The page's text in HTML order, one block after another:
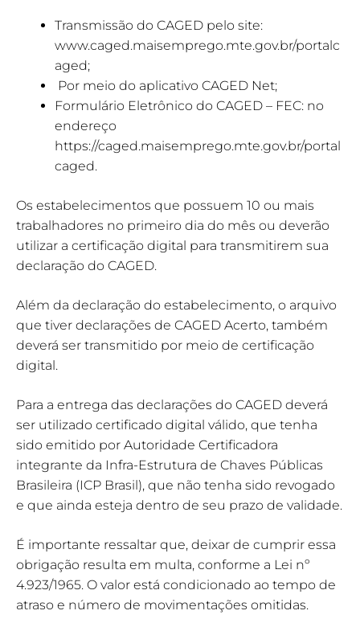
Transmissão do CAGED pelo site:
www.caged.maisemprego.mte.gov.br/portalc
aged;
Por meio do aplicativo CAGED Net;
Formulário Eletrônico do CAGED – FEC: no
endereço
https://caged.maisemprego.mte.gov.br/portal
caged.
Os estabelecimentos que possuem 10 ou mais
trabalhadores no primeiro dia do mês ou deverão
utilizar a certificação digital para transmitirem sua
declaração do CAGED.
Além da declaração do estabelecimento, o arquivo
que tiver declarações de CAGED Acerto, também
deverá ser transmitido por meio de certificação
digital.
Para a entrega das declarações do CAGED deverá
ser utilizado certificado digital válido, que tenha
sido emitido por Autoridade Certificadora
integrante da Infra-Estrutura de Chaves Públicas
Brasileira (ICP Brasil), que não tenha sido revogado
e que ainda esteja dentro de seu prazo de validade.
É importante ressaltar que, deixar de cumprir essa
obrigação resulta em multa, conforme a Lei nº
4.923/1965. O valor está condicionado ao tempo de
atraso e número de movimentações omitidas.